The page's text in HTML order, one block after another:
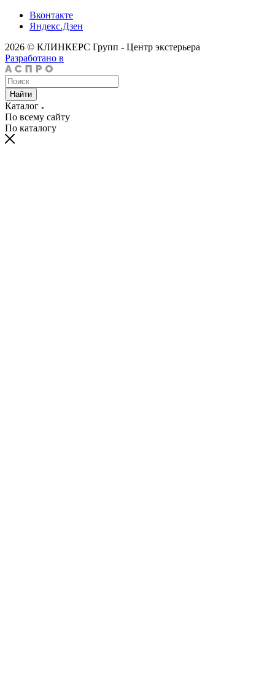
Вконтакте
Яндекс.Дзен
2026 © КЛИНКЕРС Групп - Центр экстерьера
Разработано в
Найти
Каталог
По всему сайту
По каталогу